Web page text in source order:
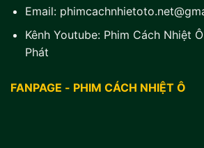
Email:
Kênh Youtube: Phim Cách Nhiệt
Phát
FANPAGE - PHIM CÁCH NHIỆT Ô